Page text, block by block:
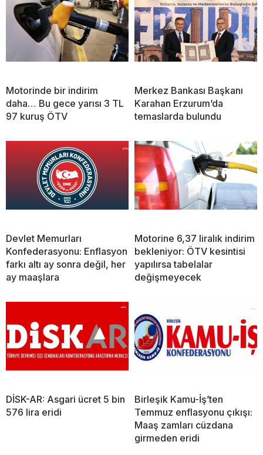
Motorinde bir indirim
daha… Bu gece yarısı 3 TL
97 kuruş ÖTV
Merkez Bankası Başkanı
Karahan Erzurum’da
temaslarda bulundu
Devlet Memurları
Konfederasyonu: Enflasyon
farkı altı ay sonra değil, her
ay maaşlara
Motorine 6,37 liralık indirim
bekleniyor: ÖTV kesintisi
yapılırsa tabelalar
değişmeyecek
DİSK-AR: Asgari ücret 5 bin
576 lira eridi
Birleşik Kamu-İş’ten
Temmuz enflasyonu çıkışı:
Maaş zamları cüzdana
girmeden eridi